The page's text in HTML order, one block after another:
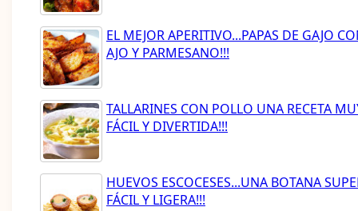
EL MEJOR APERITIVO...PAPAS DE GAJO
AJO Y PARMESANO!!!
TALLARINES CON POLLO UNA RECETA
FÁCIL Y DIVERTIDA!!!
HUEVOS ESCOCESES...UNA BOTANA
FÁCIL Y LIGERA!!!